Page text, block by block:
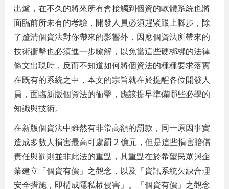
出爐，在不久的將來所有會接觸到個資的軟體系統也將
面臨前所未有的考驗，開發人員必須趕緊跟上腳步，除
了釐清個資法對你帶來的影響外，因應個資法所帶來的
技術衝擊也必須進一步瞭解，以免當這些硬梆梆的法律
條文出現時，反而不知道如何將個資法的種種要求落實
在既有的系統之中，本文的宗旨就在於提醒各位開發人
員，面臨新版個資法的衝擊，應該提早準備哪些必學的
知識與技術。
在新版個資法中雖然有非常高額的罰款，同一原因事實
造成多數人損害最高可處罰 2 億元，但是這些損害賠償
責任與罰則並非此法的重點，其重點在於希望民眾與企
業建立「個資有價」之觀念，以及「資訊系統欠缺合理
安全措施，即構成隱私權侵害」。「個資有價」之觀念